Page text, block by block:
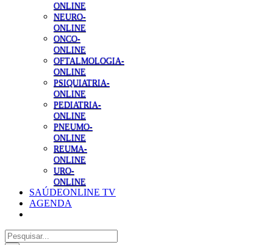
ONLINE
NEURO-
ONLINE
ONCO-
ONLINE
OFTALMOLOGIA-
ONLINE
PSIQUIATRIA-
ONLINE
PEDIATRIA-
ONLINE
PNEUMO-
ONLINE
REUMA-
ONLINE
URO-
ONLINE
SAÚDEONLINE TV
AGENDA
Pesquisar